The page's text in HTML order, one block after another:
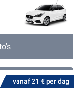
vanaf 21 € per dag